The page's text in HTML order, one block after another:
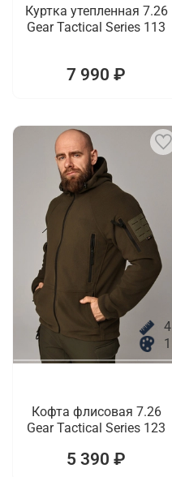
Куртка утепленная 7.26
Gear Tactical Series 113
7 990 ₽
4
1
Кофта флисовая 7.26
Gear Tactical Series 123
5 390 ₽